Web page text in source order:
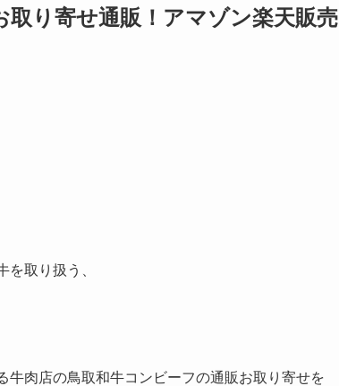
り寄せ通販！アマゾン楽天販売
取り扱う、
肉店の鳥取和牛コンビーフの通販お取り寄せを